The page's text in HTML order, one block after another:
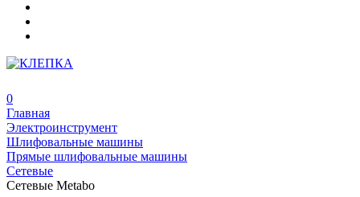
0
Главная
Электроинструмент
Шлифовальные машины
Прямые шлифовальные машины
Сетевые
Сетевые Metabo